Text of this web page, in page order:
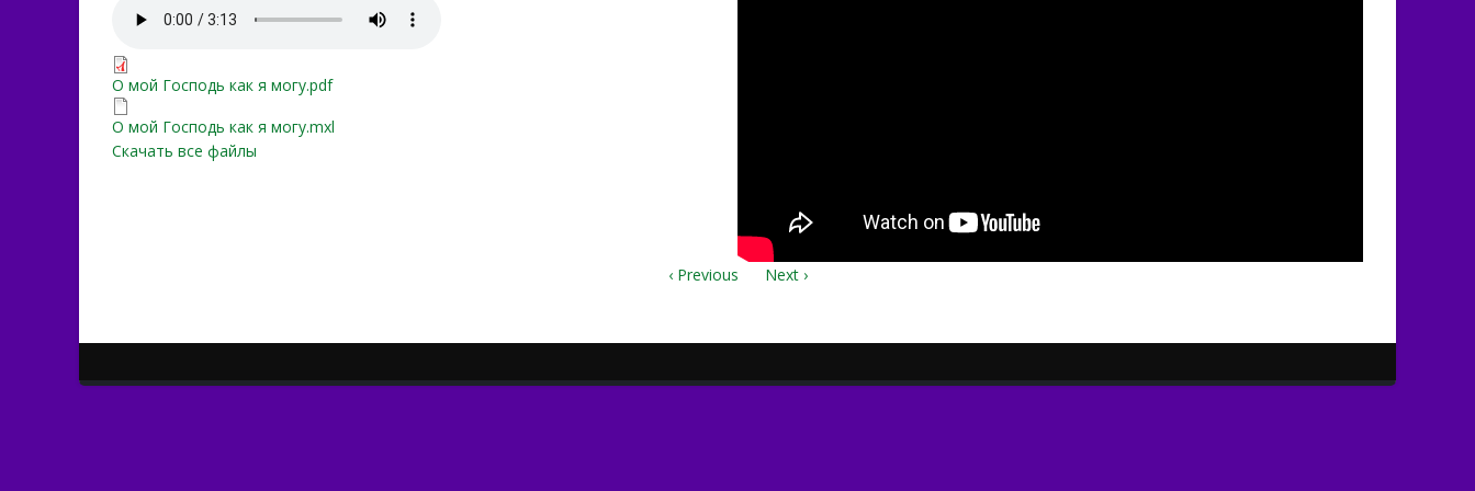
О мой Господь как я могу.mp3
О мой Господь как я могу.pdf
О мой Господь как я могу.pdf
О мой Господь как я могу.mxl
О мой Господь как я могу.mxl
Скачать все файлы
‹ Previous Next ›